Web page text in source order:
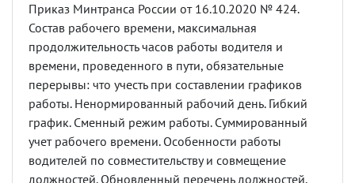
Приказ Минтранса России от 16.10.2020 № 424.
Состав рабочего времени, максимальная
продолжительность часов работы водителя и
времени, проведенного в пути, обязательные
перерывы: что учесть при составлении графиков
работы. Ненормированный рабочий день. Гибкий
график. Сменный режим работы. Суммированный
учет рабочего времени. Особенности работы
водителей по совместительству и совмещение
должностей. Обновленный перечень должностей,